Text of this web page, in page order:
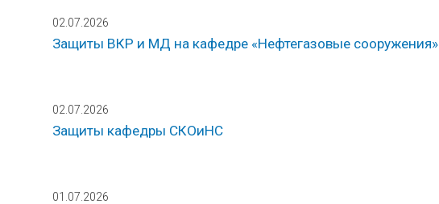
02.07.2026
Защиты ВКР и МД на кафедре «Нефтегазовые сооружения»
02.07.2026
Защиты кафедры СКОиНС
01.07.2026